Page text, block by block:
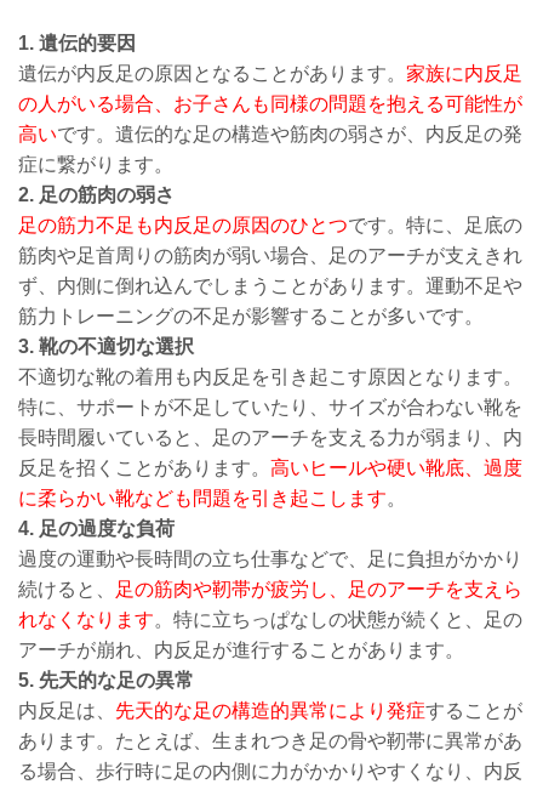
1. 遺伝的要因
遺伝が内反足の原因となることがあります。 家族に内反足
の人がいる場合、お子さんも同様の問題を抱える可能性が
高いです。遺伝的な足の構造や筋肉の弱さが、内反足の発
症に繋がります。
2. 足の筋肉の弱さ
足の筋力不足も内反足の原因のひとつです。特に、足底の
筋肉や足首周りの筋肉が弱い場合、足のアーチが支えきれ
ず、内側に倒れ込んでしまうことがあります。運動不足や
筋力トレーニングの不足が影響することが多いです。
3. 靴の不適切な選択
不適切な靴の着用も内反足を引き起こす原因となります。
特に、サポートが不足していたり、サイズが合わない靴を
長時間履いていると、足のアーチを支える力が弱まり、内
反足を招くことがあります。 高いヒールや硬い靴底、過度
に柔らかい靴なども問題を引き起こします。
4. 足の過度な負荷
過度の運動や長時間の立ち仕事などで、足に負担がかかり
続けると、
足の筋肉や靭帯が疲労し、足のアーチを支えら
れなくなります。特に立ちっぱなしの状態が続くと、足の
アーチが崩れ、内反足が進行することがあります。
5. 先天的な足の異常
内反足は、 先天的な足の構造的異常により発症することが
あります。たとえば、生まれつき足の骨や靭帯に異常があ
る場合、歩行時に足の内側に力がかかりやすくなり、内反